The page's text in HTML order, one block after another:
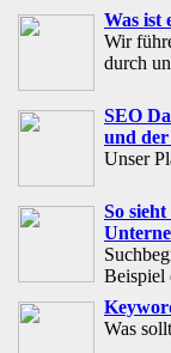
Was ist
Wir
durch
SEO
und der
Unser
So
Beispiel
Was